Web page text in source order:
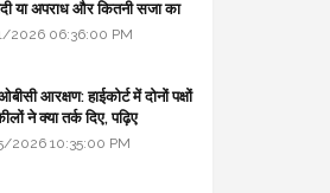
या अपराध और कितनी सजा का
- free legal advice
2026 06:36:00 PM
आरक्षण: हाईकोर्ट में दोनों पक्षों
ने क्या तर्क दिए, पढ़िए
2026 10:35:00 PM